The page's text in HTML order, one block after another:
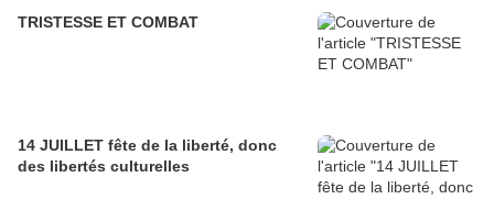
TRISTESSE ET COMBAT
14 JUILLET fête de la liberté, donc
des libertés culturelles